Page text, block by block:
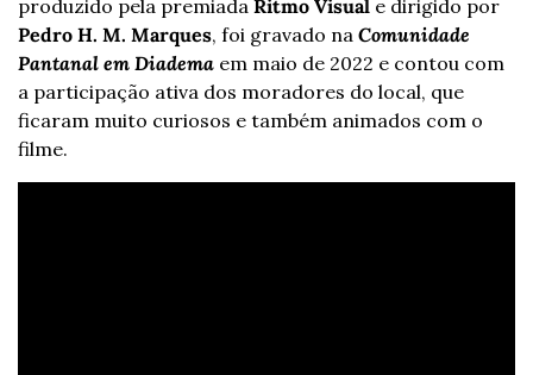
produzido pela premiada Ritmo Visual
Pedro H. M. Marques, foi gravado na Comunidade
Pantanal em Diadema em maio de 2022 e contou com
a participação ativa dos moradores do local, que
ficaram muito curiosos e também animados com o
filme.